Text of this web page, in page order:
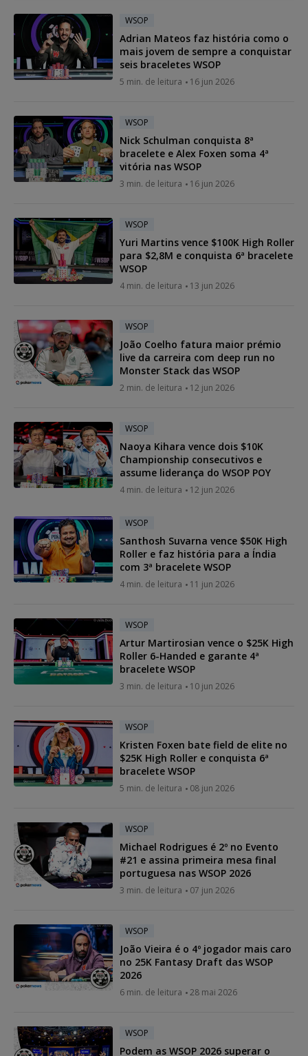
WSOP
Adrian Mateos faz história como o
mais jovem de sempre a conquistar
seis braceletes WSOP
5 min. de leitura 16 jun 2026
WSOP
Nick Schulman conquista 8ª
bracelete e Alex Foxen soma 4ª
vitória nas WSOP
3 min. de leitura 16 jun 2026
WSOP
Yuri Martins vence $100K High Roller
para $2,8M e conquista 6ª bracelete
WSOP
4 min. de leitura 13 jun 2026
WSOP
João Coelho fatura maior prémio
live da carreira com deep run no
Monster Stack das WSOP
2 min. de leitura 12 jun 2026
WSOP
Naoya Kihara vence dois $10K
Championship consecutivos e
assume liderança do WSOP POY
4 min. de leitura 12 jun 2026
WSOP
Santhosh Suvarna vence $50K High
Roller e faz história para a Índia
com 3ª bracelete WSOP
4 min. de leitura 11 jun 2026
WSOP
Artur Martirosian vence o $25K High
Roller 6-Handed e garante 4ª
bracelete WSOP
3 min. de leitura 10 jun 2026
WSOP
Kristen Foxen bate field de elite no
$25K High Roller e conquista 6ª
bracelete WSOP
5 min. de leitura 08 jun 2026
WSOP
Michael Rodrigues é 2º no Evento
#21 e assina primeira mesa final
portuguesa nas WSOP 2026
3 min. de leitura 07 jun 2026
WSOP
João Vieira é o 4º jogador mais caro
no 25K Fantasy Draft das WSOP
2026
6 min. de leitura 28 mai 2026
WSOP
Podem as WSOP 2026 superar o